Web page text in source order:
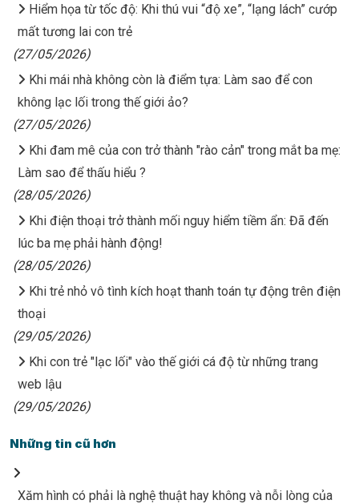
Hiểm họa từ tốc độ: Khi thú vui “độ xe”, “lạng lách” cướp
mất tương lai con trẻ
(27/05/2026)
Khi mái nhà không còn là điểm tựa: Làm sao để con
không lạc lối trong thế giới ảo?
(27/05/2026)
Khi đam mê của con trở thành "rào cản" trong mắt ba mẹ:
Làm sao để thấu hiểu ?
(28/05/2026)
Khi điện thoại trở thành mối nguy hiểm tiềm ẩn: Đã đến
lúc ba mẹ phải hành động!
(28/05/2026)
Khi trẻ nhỏ vô tình kích hoạt thanh toán tự động trên điện
thoại
(29/05/2026)
Khi con trẻ "lạc lối" vào thế giới cá độ từ những trang
web lậu
(29/05/2026)
Những tin cũ hơn
Xăm hình có phải là nghệ thuật hay không và nỗi lòng của